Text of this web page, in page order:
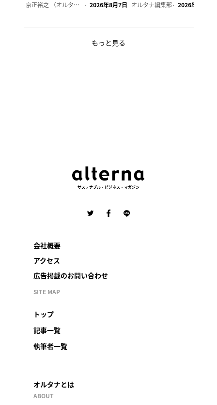
京正裕之 （オルタナ副編集長） 2026年8月7日 オルタナ編集部 2026年8月7日
もっと見る
サステナブル・ビジネス・マガジン
会社概要
アクセス
広告掲載のお問い合わせ
SITE MAP
トップ
記事一覧
執筆者一覧
オルタナとは
ABOUT